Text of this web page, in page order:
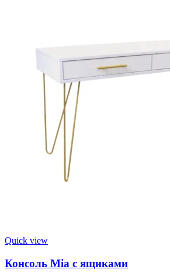
Quick view
Консоль Mia с ящиками